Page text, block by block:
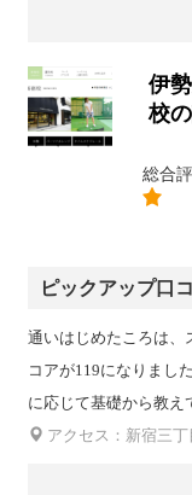
伊
校
総合
ピックアップ口
通いはじめたころは、
コアが119になりまし
に応じて基礎から教
アクセス：新宿三